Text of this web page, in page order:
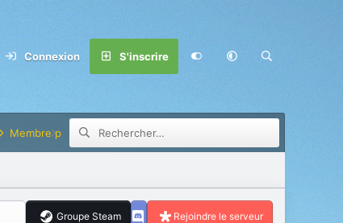
Connexion S'inscrire
Membre privilège
Groupe Steam Rejoindre le serveur